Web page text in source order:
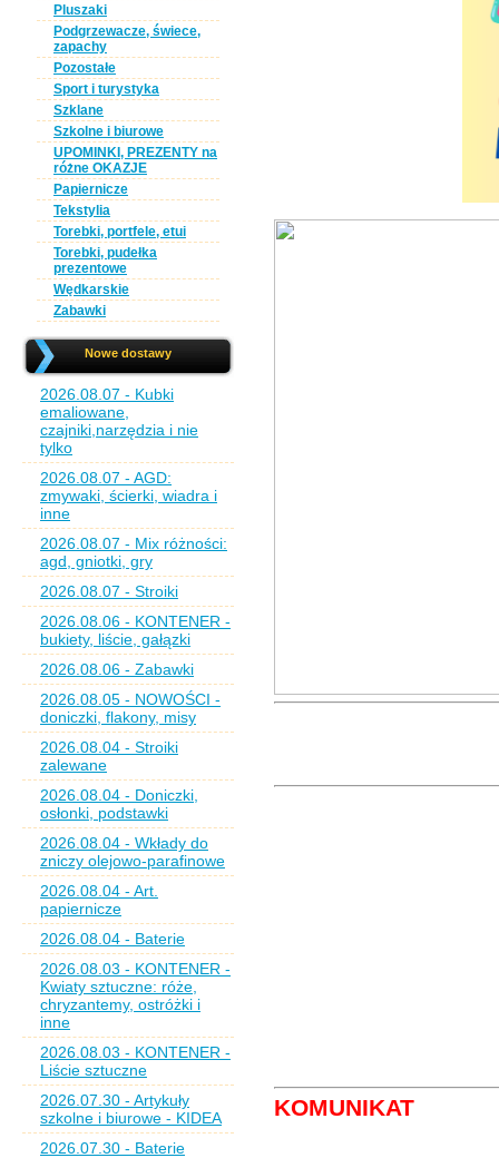
Pluszaki
Podgrzewacze, świece,
zapachy
Pozostałe
Sport i turystyka
Szklane
Szkolne i biurowe
UPOMINKI, PREZENTY na
różne OKAZJE
Papiernicze
Tekstylia
Torebki, portfele, etui
Torebki, pudełka
prezentowe
Wędkarskie
Zabawki
Nowe dostawy
2026.08.07 - Kubki
emaliowane,
czajniki,narzędzia i nie
tylko
2026.08.07 - AGD:
zmywaki, ścierki, wiadra i
inne
2026.08.07 - Mix różności:
agd, gniotki, gry
2026.08.07 - Stroiki
2026.08.06 - KONTENER -
bukiety, liście, gałązki
2026.08.06 - Zabawki
2026.08.05 - NOWOŚCI -
doniczki, flakony, misy
2026.08.04 - Stroiki
zalewane
2026.08.04 - Doniczki,
osłonki, podstawki
2026.08.04 - Wkłady do
zniczy olejowo-parafinowe
2026.08.04 - Art.
papiernicze
2026.08.04 - Baterie
2026.08.03 - KONTENER -
Kwiaty sztuczne: róże,
chryzantemy, ostróżki i
inne
2026.08.03 - KONTENER -
Liście sztuczne
2026.07.30 - Artykuły
szkolne i biurowe - KIDEA
2026.07.30 - Baterie
KOMUNIKAT